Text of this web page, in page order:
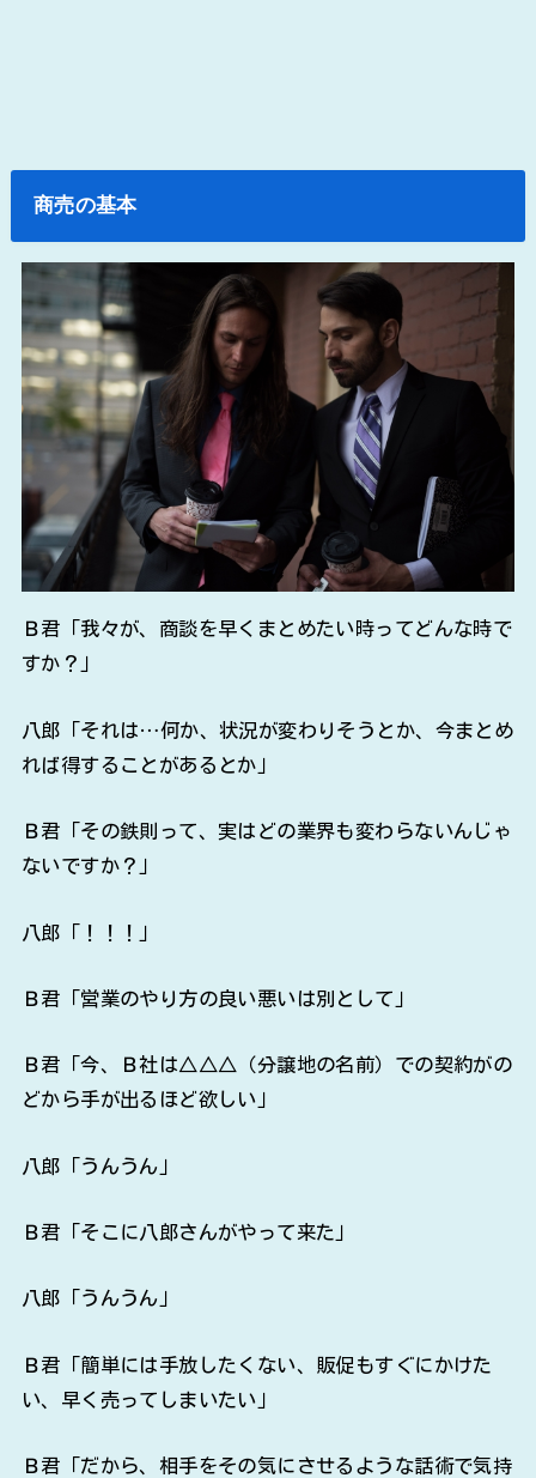
商売の基本
Ｂ君「我々が、商談を早くまとめたい時ってどんな時で
すか？」
八郎「それは…何か、状況が変わりそうとか、今まとめ
れば得することがあるとか」
Ｂ君「その鉄則って、実はどの業界も変わらないんじゃ
ないですか？」
八郎「！！！」
Ｂ君「営業のやり方の良い悪いは別として」
Ｂ君「今、Ｂ社は△△△（分譲地の名前）での契約がの
どから手が出るほど欲しい」
八郎「うんうん」
Ｂ君「そこに八郎さんがやって来た」
八郎「うんうん」
Ｂ君「簡単には手放したくない、販促もすぐにかけた
い、早く売ってしまいたい」
Ｂ君「だから、相手をその気にさせるような話術で気持